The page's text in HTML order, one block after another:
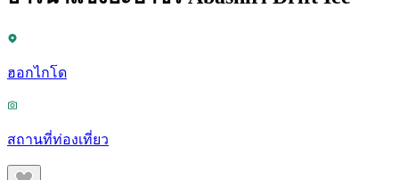
ฮอกไกโด
สถานที่ท่องเที่ยว